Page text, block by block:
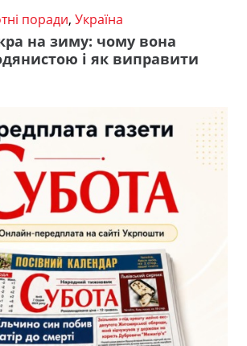
поради, Україна
на зиму: чому вона
і як виправити